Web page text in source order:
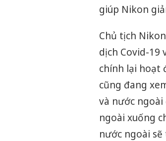
giúp Nikon
Chủ tịch
dịch Covid-
chính lại hoạt
cũng đang
và nước
ngoài xuống
nước ngoài